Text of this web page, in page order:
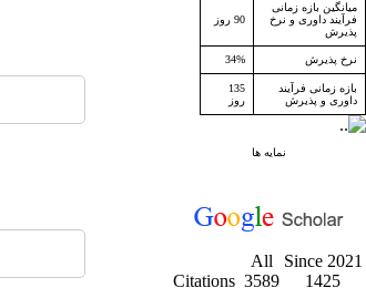
میانگین بازه زمانی
فرآیند داوری و نرخ
پذیرش
90 روز
نرخ پذیرش 34%
بازه زمانی فرآیند
داوری و پذیرش
135
روز
نمایه ها
All
Since 2021
Citations 3589
1425